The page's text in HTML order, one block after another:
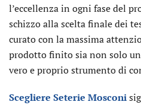
l’eccellenza in ogni fase del
schizzo alla scelta finale dei
curato con la massima
prodotto finito sia non solo
vero e proprio strumento di
Scegliere Seterie Mosconi